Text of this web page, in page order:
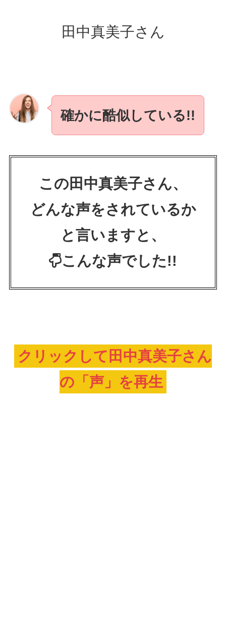
田中真美子さん
確かに酷似している!!
この田中真美子さん、
どんな声をされているか
と言いますと、
こんな声でした!!
クリックして田中真美子さん
の「声」を再生